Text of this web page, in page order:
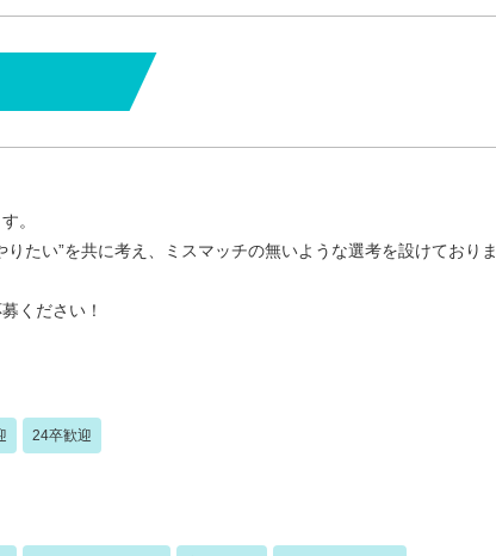
。
たい”を共に考え、ミスマッチの無いような選考を設けておりま
ください！
24卒歓迎